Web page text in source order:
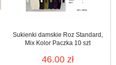
Sukienki damskie Roz Standard,
Mix Kolor Paczka 10 szt
46.00 zł